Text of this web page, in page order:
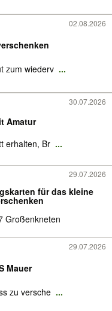
02.08.2026
zum wiederv ...
30.07.2026
Amatur
erhalten, Br ...
29.07.2026
für das kleine
Großenkneten
29.07.2026
Mauer
zu versche ...